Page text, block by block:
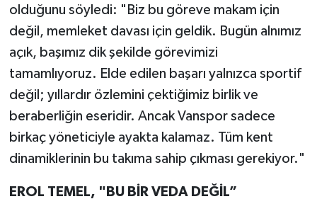
olduğunu söyledi: "Biz bu göreve makam için
değil, memleket davası için geldik. Bugün alnımız
açık, başımız dik şekilde görevimizi
tamamlıyoruz. Elde edilen başarı yalnızca sportif
değil; yıllardır özlemini çektiğimiz birlik ve
beraberliğin eseridir. Ancak Vanspor sadece
birkaç yöneticiyle ayakta kalamaz. Tüm kent
dinamiklerinin bu takıma sahip çıkması gerekiyor."
EROL TEMEL, "BU BİR VEDA DEĞİL”